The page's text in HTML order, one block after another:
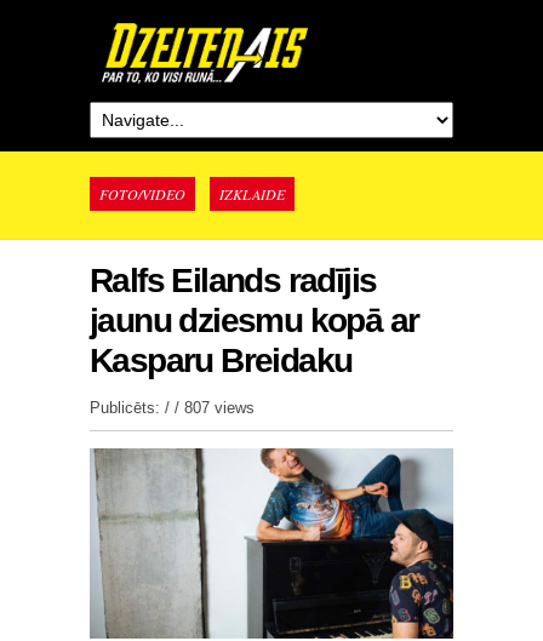
FOTO/VIDEO IZKLAIDE
Ralfs Eilands radījis
jaunu dziesmu kopā ar
Kasparu Breidaku
Publicēts: / / 807 views